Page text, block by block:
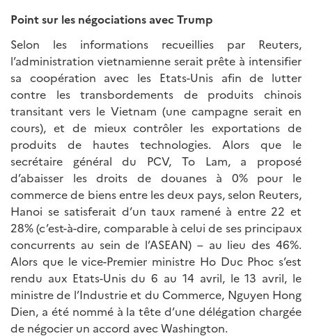
Point sur les négociations avec Trump
Selon les informations recueillies par Reuters,
l’administration vietnamienne serait prête à intensifier
sa coopération avec les Etats-Unis afin de lutter
contre les transbordements de produits chinois
transitant vers le Vietnam (une campagne serait en
cours), et de mieux contrôler les exportations de
produits de hautes technologies. Alors que le
secrétaire général du PCV, To Lam, a proposé
d’abaisser les droits de douanes à 0% pour le
commerce de biens entre les deux pays, selon Reuters,
Hanoi se satisferait d’un taux ramené à entre 22 et
28% (c’est-à-dire, comparable à celui de ses principaux
concurrents au sein de l’ASEAN) – au lieu des 46%.
Alors que le vice-Premier ministre Ho Duc Phoc s’est
rendu aux Etats-Unis du 6 au 14 avril, le 13 avril, le
ministre de l’Industrie et du Commerce, Nguyen Hong
Dien, a été nommé à la tête d’une délégation chargée
de négocier un accord avec Washington.